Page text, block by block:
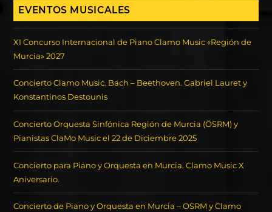
EVENTOS MUSICALES
XI Concurso Internacional de Piano Clamo Music «Región de
Murcia» 2027
Concierto Clamo Music. Bach – Beethoven. Gabriel Lauret y
Konstantinos Destounis
Concierto Orquesta Sinfónica Región de Murcia (ÖSRM) y
Pianistas ClaMo Music el 22 de Diciembre 2025
Concierto para Piano y Orquesta en Murcia. Clamo Music X
Aniversario.
Concierto de Piano y Orquesta en Murcia – OSRM y Clamo